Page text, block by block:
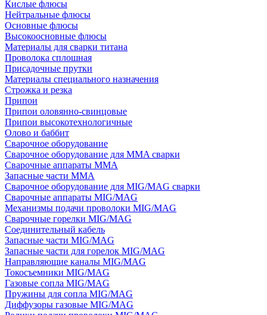
Кислые флюсы
Нейтральные флюсы
Основные флюсы
Высокоосновные флюсы
Материалы для сварки титана
Проволока сплошная
Присадочные прутки
Материалы специального назначения
Строжка и резка
Припои
Припои оловянно-свинцовые
Припои высокотехнологичные
Олово и баббит
Сварочное оборудование
Сварочное оборудование для MMA сварки
Сварочные аппараты MMA
Запасные части MMA
Сварочное оборудование для MIG/MAG сварки
Сварочные аппараты MIG/MAG
Механизмы подачи проволоки MIG/MAG
Сварочные горелки MIG/MAG
Соединительный кабель
Запасные части MIG/MAG
Запасные части для горелок MIG/MAG
Направляющие каналы MIG/MAG
Токосъемники MIG/MAG
Газовые сопла MIG/MAG
Пружины для сопла MIG/MAG
Диффузоры газовые MIG/MAG